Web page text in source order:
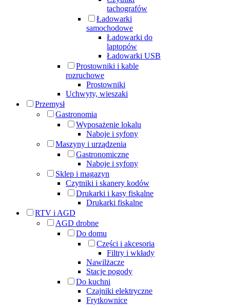
tachografów
Ładowarki
samochodowe
Ładowarki do
laptopów
Ładowarki USB
Prostowniki i kable
rozruchowe
Prostowniki
Uchwyty, wieszaki
Przemysł
Gastronomia
Wyposażenie lokalu
Naboje i syfony
Maszyny i urządzenia
Gastronomiczne
Naboje i syfony
Sklep i magazyn
Czytniki i skanery kodów
Drukarki i kasy fiskalne
Drukarki fiskalne
RTV i AGD
AGD drobne
Do domu
Części i akcesoria
Filtry i wkłady
Nawilżacze
Stacje pogody
Do kuchni
Czajniki elektryczne
Frytkownice